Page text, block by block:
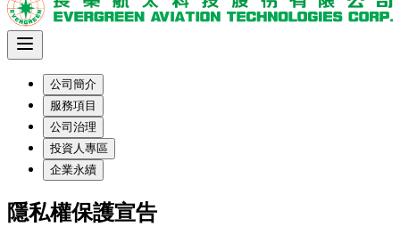
公司簡介
服務項目
公司治理
投資人專區
企業永續
隱私權保護宣告